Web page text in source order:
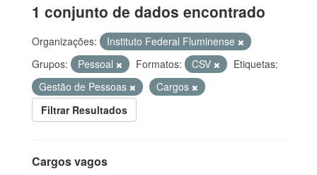
1 conjunto de dados encontrado
Organizações:
Instituto Federal Fluminense
Grupos:
Pessoal Formatos: CSV
Etiquetas:
Gestão de Pessoas
Cargos
Filtrar Resultados
Cargos vagos